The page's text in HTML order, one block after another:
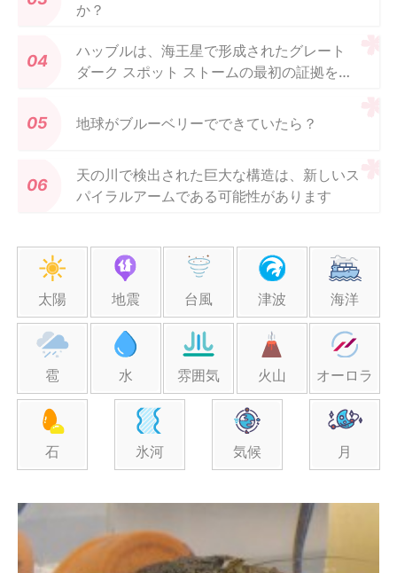
か？
ハッブルは、海王星で形成されたグレート
ダーク スポット ストームの最初の証拠を捉
地球がブルーベリーでできていたら？
天の川で検出された巨大な構造は、新しいス
パイラルアームである可能性があります
太陽 地震 台風 津波 海洋
雹 水 雰囲気 火山 オーロラ
石 氷河 気候 月